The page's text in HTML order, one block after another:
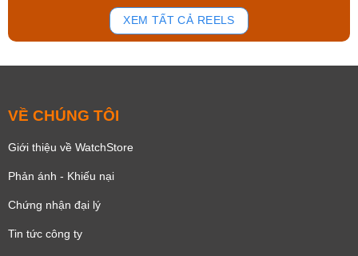
140
XEM TẤT CẢ REELS
VỀ CHÚNG TÔI
Giới thiệu về WatchStore
Phản ánh - Khiếu nại
Chứng nhận đại lý
Tin tức công ty